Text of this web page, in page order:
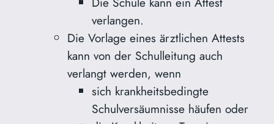
verlangen.
Die Vorlage eines ärztlichen Attests
kann von der Schulleitung auch
verlangt werden, wenn
sich krankheitsbedingte
Schulversäumnisse häufen oder